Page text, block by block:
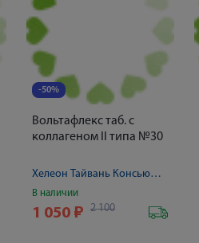
-50%
Вольтафлекс таб. с
коллагеном II типа №30
Хелеон Тайвань Консьюмер Хелс Корпорейшн
В наличии
1 050 ₽ 2 100